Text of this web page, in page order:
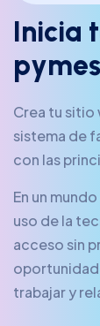
Inicia t
pymes
Crea tu
sistema de
con las
En un
uso de la
acceso sin
trabajar y